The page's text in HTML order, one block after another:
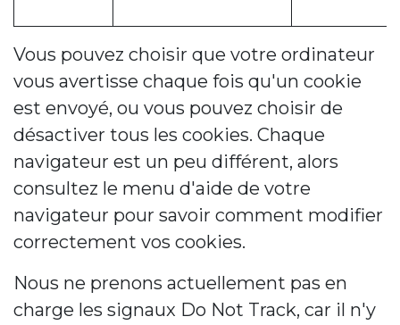
Vous pouvez choisir que votre ordinateur
vous avertisse chaque fois qu'un cookie
est envoyé, ou vous pouvez choisir de
désactiver tous les cookies. Chaque
navigateur est un peu différent, alors
consultez le menu d'aide de votre
navigateur pour savoir comment modifier
correctement vos cookies.
Nous ne prenons actuellement pas en
charge les signaux Do Not Track, car il n'y